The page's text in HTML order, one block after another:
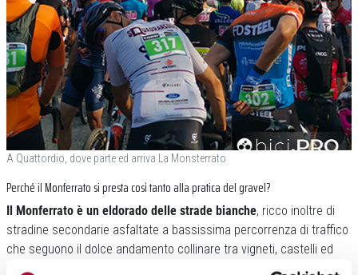
A Quattordio, dove parte ed arriva La Monsterrato
Perché il Monferrato si presta così tanto alla pratica del gravel?
Il Monferrato è un eldorado delle strade bianche, ricco inoltre di
stradine secondarie asfaltate a bassissima percorrenza di traffico
che seguono il dolce andamento collinare tra vigneti, castelli ed
antichi borghi. Inoltre
il Monferrato vanta una posizione invidiabile